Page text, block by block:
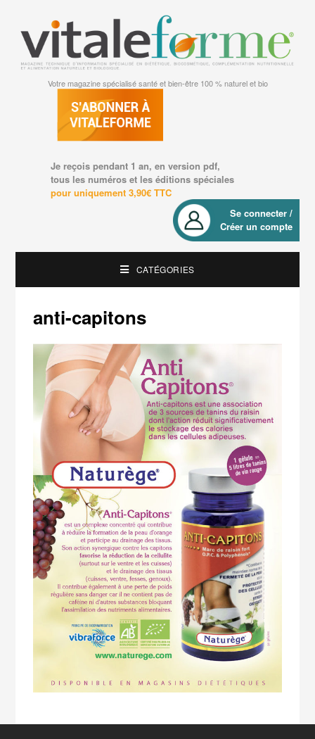
Votre magazine spécialisé santé et bien-être 100 % naturel et bio
Je reçois pendant 1 an, en version pdf,
tous les numéros et les éditions spéciales
pour uniquement 3,90€ TTC
Se connecter /
Créer un compte
CATÉGORIES
anti-capitons